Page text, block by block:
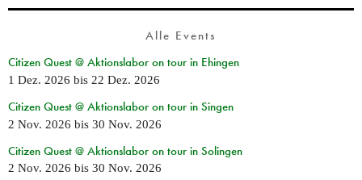
Alle Events
Citizen Quest @ Aktionslabor on tour in Ehingen
1 Dez. 2026 bis 22 Dez. 2026
Citizen Quest @ Aktionslabor on tour in Singen
2 Nov. 2026 bis 30 Nov. 2026
Citizen Quest @ Aktionslabor on tour in Solingen
2 Nov. 2026 bis 30 Nov. 2026